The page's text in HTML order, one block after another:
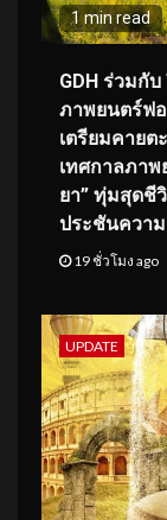
1 min read
GDH ร่วมกั
ภาพยนตร์ฟอ
เตรียมคาย
เทศกาลภา
ยา” ทุ่มสุดชี
ประชันควา
19 ชั่วโมง ago
UPDATE